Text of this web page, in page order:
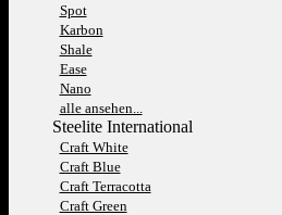
Spot
Karbon
Shale
Ease
Nano
alle ansehen...
Steelite International
Craft White
Craft Blue
Craft Terracotta
Craft Green